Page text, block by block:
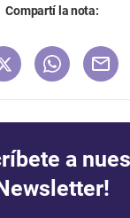
Compartí la nota:
a